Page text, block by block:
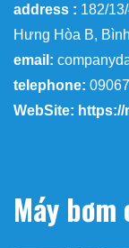
address : 182/
Hưng Hòa B,
email:
telephone:
WebSite:
Máy